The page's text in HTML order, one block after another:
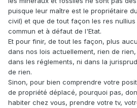
puisque leur maître est le propriétaire
civil) et que de tout façon les res
commun et à défaut de l'Etat.
Et pour finir, de tout les façon, plus
dans nos lois actuellement, rien de
dans les réglements, ni dans la
de rien.
Sinon, pour bien comprendre votre
de propriété déplacé, pourquoi pas,
habiter chez vous, prendre votre tv,